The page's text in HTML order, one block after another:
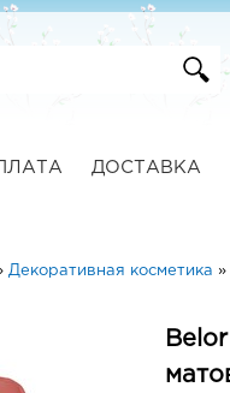
ДОСТАВКА
Декоративная косметика »